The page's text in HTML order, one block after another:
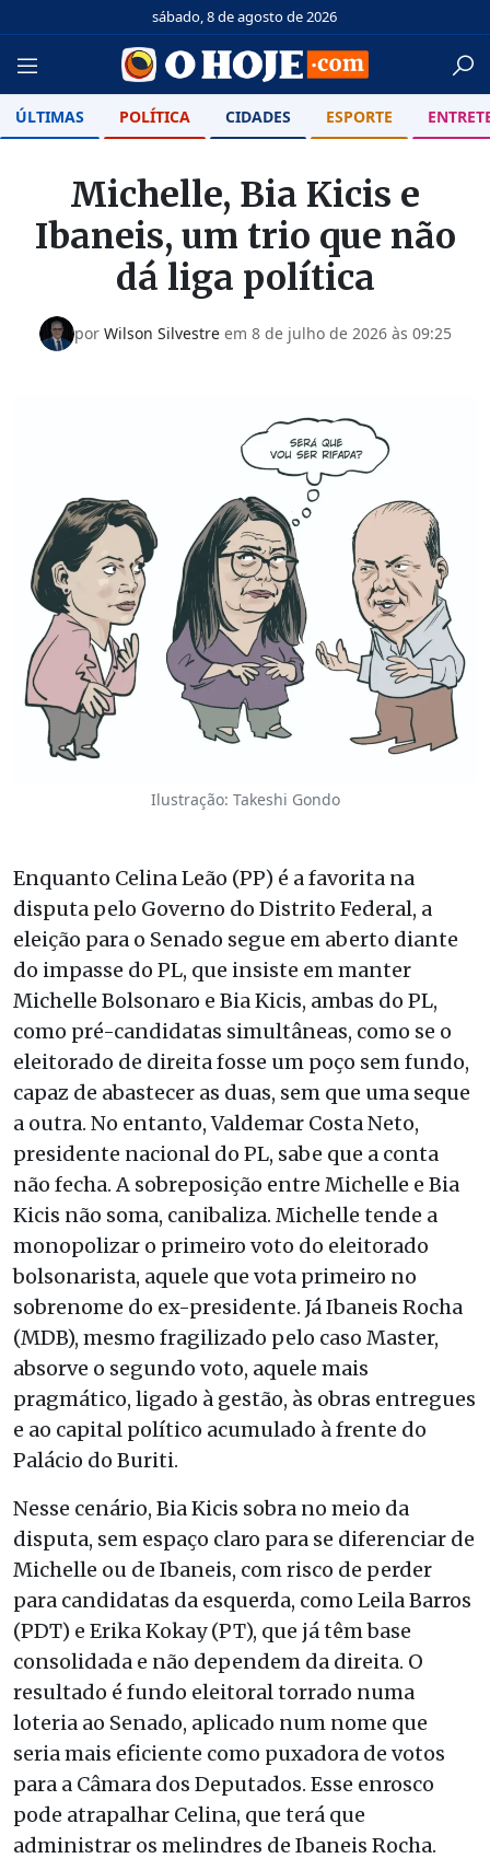
sábado, 8 de agosto de 2026
ÚLTIMAS POLÍTICA CIDADES ESPORTE
Michelle, Bia Kicis e
Ibaneis, um trio que não
dá liga política
por Wilson Silvestreem 8 de julho de 2026 às 09:25
Ilustração: Takeshi Gondo
Enquanto Celina Leão (PP) é a favorita na
disputa pelo Governo do Distrito Federal, a
eleição para o Senado segue em aberto diante
do impasse do PL, que insiste em manter
Michelle Bolsonaro e Bia Kicis, ambas do PL,
como pré-candidatas simultâneas, como se o
eleitorado de direita fosse um poço sem fundo,
capaz de abastecer as duas, sem que uma seque
a outra. No entanto, Valdemar Costa Neto,
presidente nacional do PL, sabe que a conta
não fecha. A sobreposição entre Michelle e Bia
Kicis não soma, canibaliza. Michelle tende a
monopolizar o primeiro voto do eleitorado
bolsonarista, aquele que vota primeiro no
sobrenome do ex-presidente. Já Ibaneis Rocha
(MDB), mesmo fragilizado pelo caso Master,
absorve o segundo voto, aquele mais
pragmático, ligado à gestão, às obras entregues
e ao capital político acumulado à frente do
Palácio do Buriti.
Nesse cenário, Bia Kicis sobra no meio da
disputa, sem espaço claro para se diferenciar de
Michelle ou de Ibaneis, com risco de perder
para candidatas da esquerda, como Leila Barros
(PDT) e Erika Kokay (PT), que já têm base
consolidada e não dependem da direita. O
resultado é fundo eleitoral torrado numa
loteria ao Senado, aplicado num nome que
seria mais eficiente como puxadora de votos
para a Câmara dos Deputados. Esse enrosco
pode atrapalhar Celina, que terá que
administrar os melindres de Ibaneis Rocha.